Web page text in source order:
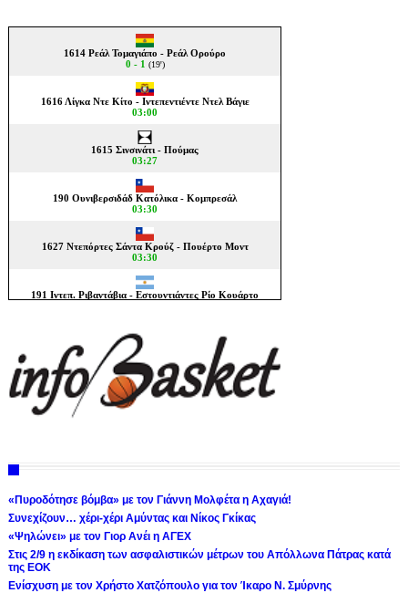
«Πυροδότησε βόμβα» με τον Γιάννη Μολφέτα η Αχαγιά!
Συνεχίζουν… χέρι-χέρι Αμύντας και Νίκος Γκίκας
«Ψηλώνει» με τον Γιορ Ανέι η ΑΓΕΧ
Στις 2/9 η εκδίκαση των ασφαλιστικών μέτρων του Απόλλωνα Πάτρας κατά
της ΕΟΚ
Ενίσχυση με τον Χρήστο Χατζόπουλο για τον Ίκαρο Ν. Σμύρνης